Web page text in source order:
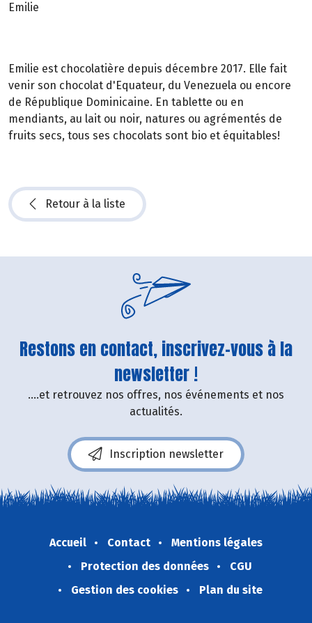
Emilie
Emilie est chocolatière depuis décembre 2017. Elle fait
venir son chocolat d'Equateur, du Venezuela ou encore
de République Dominicaine. En tablette ou en
mendiants, au lait ou noir, natures ou agrémentés de
fruits secs, tous ses chocolats sont bio et équitables!
Retour à la liste
Restons en contact, inscrivez-vous à la
newsletter !
....et retrouvez nos offres, nos événements et nos
actualités.
Inscription newsletter
Accueil Contact
Mentions légales
Protection des données
CGU
Gestion des cookies
Plan du site